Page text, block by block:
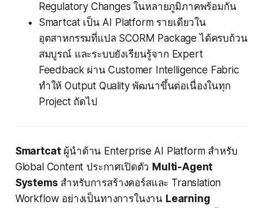
Regulatory Changes ในหลายภูมิภาคพร้อมกัน
Smartcat เป็น AI Platform รายเดียวใน
อุตสาหกรรมที่แปล SCORM Package ได้ครบถ้วน
สมบูรณ์ และระบบยังเรียนรู้จาก Expert
Feedback ผ่าน Customer Intelligence Fabric
ทำให้ Output Quality พัฒนาขึ้นต่อเนื่องในทุก
Project ถัดไป
Smartcatผู้นำด้าน Enterprise AI Platform สำหรับ
Global Content ประกาศเปิดตัว Multi-Agent
Systems สำหรับการสร้างคอร์สและ Translation
Workflow อย่างเป็นทางการในงาน Learning